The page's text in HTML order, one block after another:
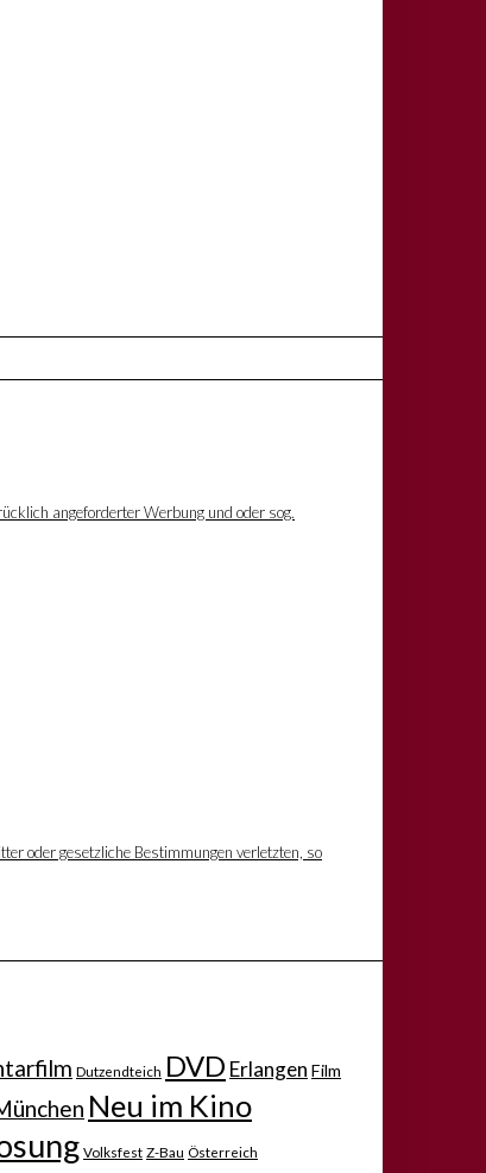
angeforderter Werbung und oder sog.
oder gesetzliche Bestimmungen verletzten, so
Dutzendteich DVD Erlangen Film
Neu im Kino
Volksfest Z-Bau Österreich